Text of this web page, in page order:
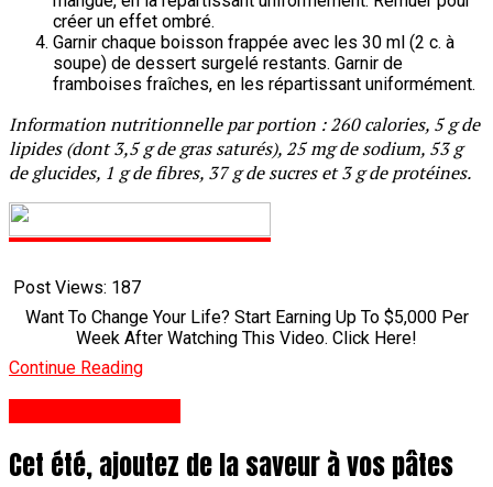
créer un effet ombré.
Garnir chaque boisson frappée avec les 30 ml (2 c. à
soupe) de dessert surgelé restants. Garnir de
framboises fraîches, en les répartissant uniformément.
Information nutritionnelle par portion : 260 calories, 5 g de
lipides (dont 3,5 g de gras saturés), 25 mg de sodium, 53 g
de glucides, 1 g de fibres, 37 g de sucres et 3 g de protéines.
Post Views: 187
Want To Change Your Life? Start Earning Up To $5,000 Per
Week After Watching This Video. Click Here!
Continue Reading
Cet été, ajoutez de la saveur à vos pâtes